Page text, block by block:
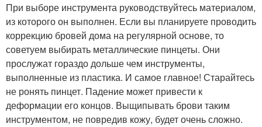
При выборе инструмента руководствуйтесь материалом,
из которого он выполнен. Если вы планируете проводить
коррекцию бровей дома на регулярной основе, то
советуем выбирать металлические пинцеты. Они
прослужат гораздо дольше чем инструменты,
выполненные из пластика. И самое главное! Старайтесь
не ронять пинцет. Падение может привести к
деформации его концов. Выщипывать брови таким
инструментом, не повредив кожу, будет очень сложно.